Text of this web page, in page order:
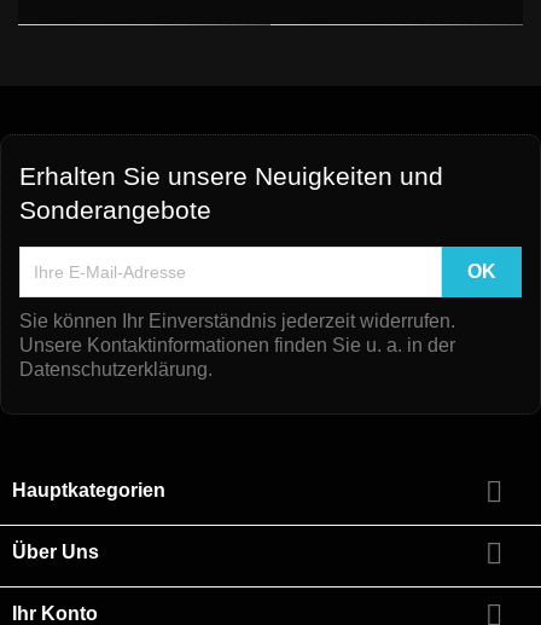
Erhalten Sie unsere Neuigkeiten und
Sonderangebote
Sie können Ihr Einverständnis jederzeit widerrufen.
Unsere Kontaktinformationen finden Sie u. a. in der
Datenschutzerklärung.
Hauptkategorien 
Über Uns 
Ihr Konto 